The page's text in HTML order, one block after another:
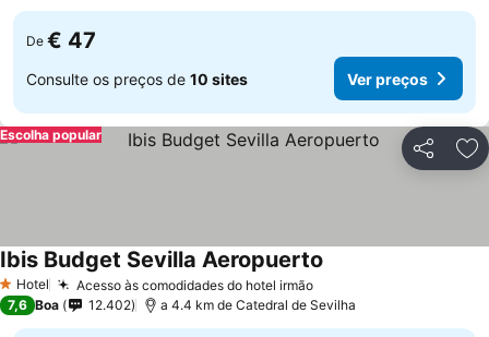
De € 47
Consulte os preços de 10 sites Ver preços
Partilhar
Escolha popular
1 Estrelas
Hotel Acesso às comodidades do hotel irmãoVer preços
Ibis Budget Sevilla Aeropuerto
7,6 Boa 12.402 a 4.4 km de Catedral de Sevilha